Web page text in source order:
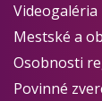
Videogaléria
Mestské a
Osobnosti
Povinné